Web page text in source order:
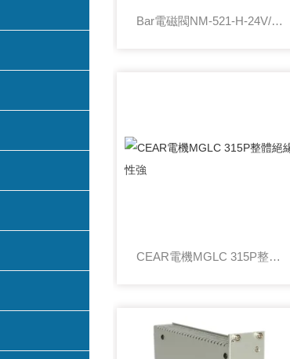
Bar電磁閥NM-521-H-24V/DC工作原理
CEAR電機MGLC 315P整體絕緣性強